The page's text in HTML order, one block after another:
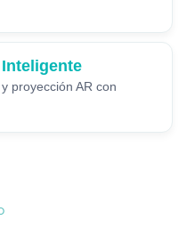
proyección AR con